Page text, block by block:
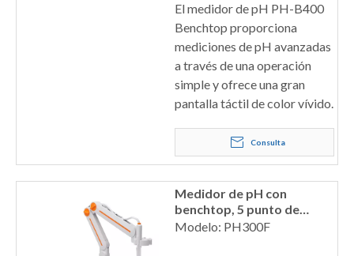
El medidor de pH PH-B400
Benchtop proporciona
mediciones de pH avanzadas
a través de una operación
simple y ofrece una gran
pantalla táctil de color vívido.
Consulta
Medidor de pH con
benchtop, 5 punto de
calibración PH300F
Modelo: PH300F